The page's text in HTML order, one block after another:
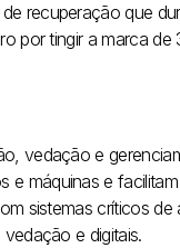
recuperação que
por tingir a marca de
vedação e
máquinas e
sistemas críticos
e digitais.